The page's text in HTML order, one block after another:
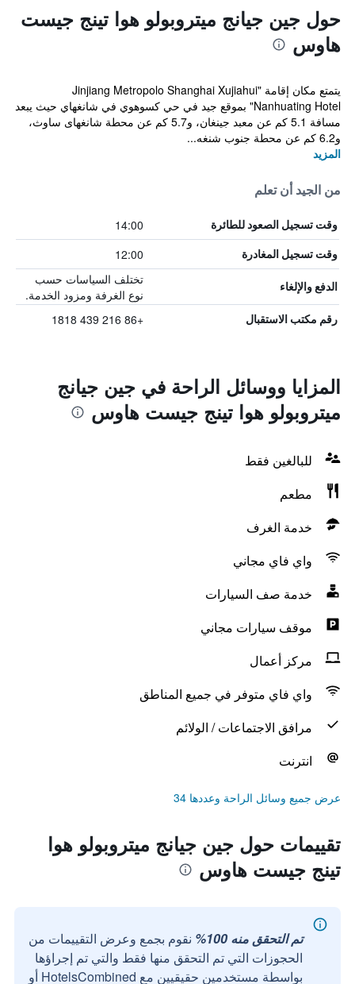
حول جين جيانج ميتروبولو هوا تينج جيست
هاوس
يتمتع مكان إقامة "Jinjiang Metropolo Shanghai Xujiahui
Nanhuating Hotel" بموقع جيد في حي كسوهوي في شانغهاي حيث يبعد
مسافة 5.1 كم عن معبد جينغان، و5.7 كم عن محطة شانغهاى ساوث،
و6.2 كم عن محطة جنوب شنغه...
المزيد
من الجيد أن تعلم
وقت تسجيل الصعود للطائرة 14:00
وقت تسجيل المغادرة 12:00
الدفع والإلغاء
تختلف السياسات حسب
نوع الغرفة ومزود الخدمة.
رقم مكتب الاستقبال +86 216 439 1818
المزايا ووسائل الراحة في جين جيانج
ميتروبولو هوا تينج جيست هاوس
للبالغين فقط
مطعم
خدمة الغرف
واي فاي مجاني
خدمة صف السيارات
موقف سيارات مجاني
مركز أعمال
واي فاي متوفر في جميع المناطق
مرافق الاجتماعات / الولائم
انترنت
عرض جميع وسائل الراحة وعددها 34
تقييمات حول جين جيانج ميتروبولو هوا
تينج جيست هاوس
تم التحقق منه 100%
نقوم بجمع وعرض التقييمات من
الحجوزات التي تم التحقق منها فقط والتي تم إجراؤها
بواسطة مستخدمين حقيقيين مع HotelsCombined أو